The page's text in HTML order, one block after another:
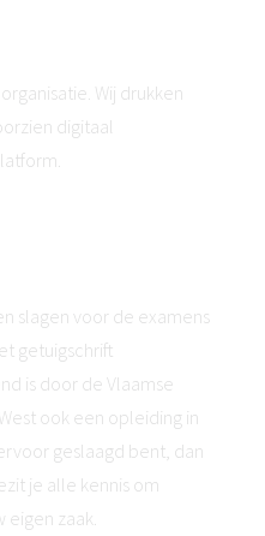
Wij drukken
digitaal
slagen voor de examens
getuigschrift
is door de Vlaamse
ook een opleiding in
geslaagd bent, dan
je alle kennis om
eigen zaak.